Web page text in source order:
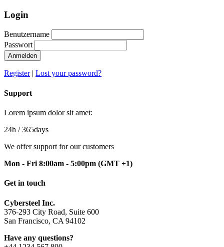
Login
Benutzername
Passwort
Anmelden
Register| Lost your password?
Support
Lorem ipsum dolor sit amet:
24h / 365days
We offer support for our customers
Mon - Fri 8:00am - 5:00pm (GMT +1)
Get in touch
Cybersteel Inc.
376-293 City Road, Suite 600
San Francisco, CA 94102
Have any questions?